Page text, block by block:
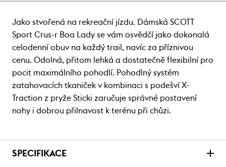
Jako stvořená na rekreační jízdu. Dámská SCOTT
Sport Crus-r Boa Lady se vám osvědčí jako dokonalá
celodenní obuv na každý trail, navíc za příznivou
cenu. Odolná, přitom lehká a dostatečně flexibilní pro
pocit maximálního pohodlí. Pohodlný systém
zatahovacích tkaniček v kombinaci s podešví X-
Traction z pryže Sticki zaručuje správné postavení
nohy i dobrou přilnavost k terénu při chůzi.
SPECIFIKACE